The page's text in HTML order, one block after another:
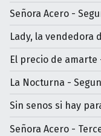
Señora Acero -
Lady, la vendedora
El precio de amarte
La Nocturna -
Sin senos si hay
Señora Acero -